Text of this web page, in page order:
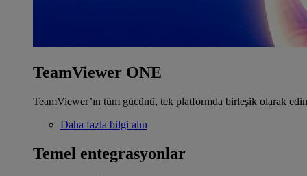
TeamViewer ONE
TeamViewer’ın tüm gücünü, tek platformda birleşik olarak
Daha fazla bilgi alın
Temel entegrasyonlar